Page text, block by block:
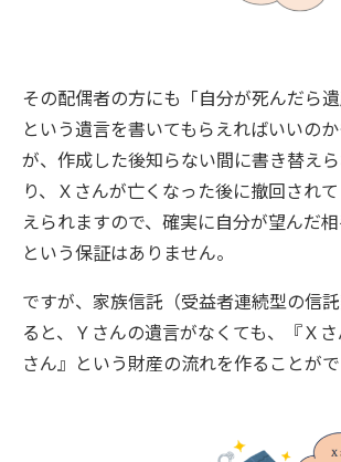
その配偶者の方にも「自分が死んだら遺
という遺言を書いてもらえればいいの
が、作成した後知らない間に書き替え
り、Ｘさんが亡くなった後に撤回され
えられますので、確実に自分が望んだ
という保証はありません。
ですが、家族信託（受益者連続型の信
ると、Ｙさんの遺言がなくても、『Ｘ
さん』という財産の流れを作ることがで